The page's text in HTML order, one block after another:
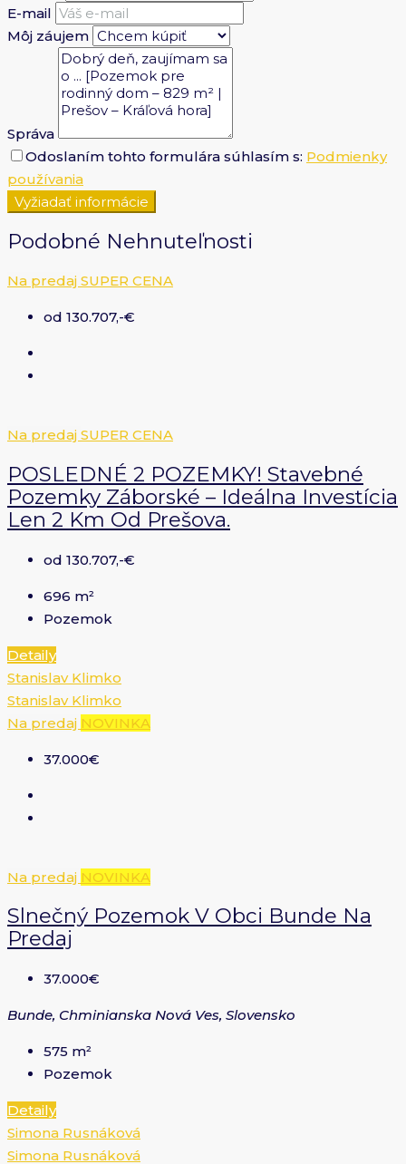
E-mail
Môj záujem
Správa
Odoslaním tohto formulára súhlasím s: Podmienky
používania
Vyžiadať informácie
Podobné Nehnuteľnosti
Na predaj SUPER CENA
od 130.707,-€
Na predaj SUPER CENA
POSLEDNÉ 2 POZEMKY! Stavebné
Pozemky Záborské – Ideálna Investícia
Len 2 Km Od Prešova.
od 130.707,-€
696 m²
Pozemok
Detaily
Stanislav Klimko
Stanislav Klimko
Na predaj NOVINKA
37.000€
Na predaj NOVINKA
Slnečný Pozemok V Obci Bunde Na
Predaj
37.000€
Bunde, Chminianska Nová Ves, Slovensko
575 m²
Pozemok
Detaily
Simona Rusnáková
Simona Rusnáková